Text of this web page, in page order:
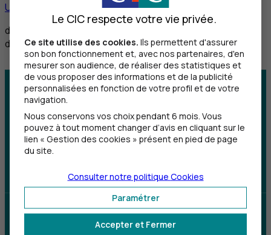
Utiliser ce service
de 8h30 à 12h et de 14h à 18h du lundi au vendredi,
de 8h30 à 12h le samedi
Centre d'aide Trouver une agence
Sourds et
malentendants
Parrainez un proche et profitez ensemble
d’avantages
Le CIC respecte votre vie privée.
Ce site utilise des cookies. Ils permettent d'assurer
son bon fonctionnement et, avec nos partenaires, d'en
mesurer son audience, de réaliser des statistiques et
de vous proposer des informations et de la publicité
personnalisées en fonction de votre profil et de votre
navigation.
Nous conservons vos choix pendant 6 mois. Vous
pouvez à tout moment changer d’avis en cliquant sur le
lien « Gestion des cookies » présent en pied de page
du site.
Accepter et Fermer
Paramétrer
Consulter notre politique Cookies